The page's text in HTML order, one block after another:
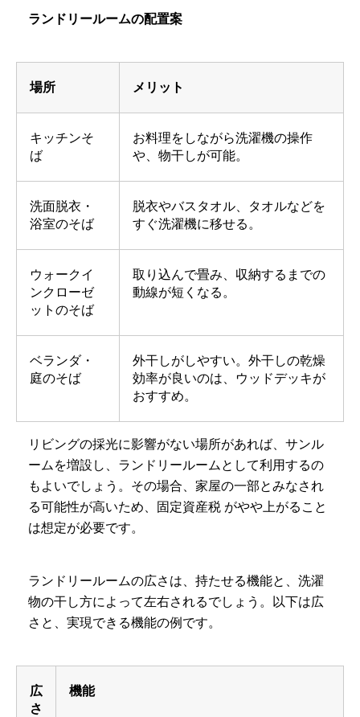
ランドリールームの配置案
場所 メリット
キッチンそ
ば
お料理をしながら洗濯機の操作
や、物干しが可能。
洗面脱衣・
浴室のそば
脱衣やバスタオル、タオルなどを
すぐ洗濯機に移せる。
ウォークイ
ンクローゼ
ットのそば
取り込んで畳み、収納するまでの
動線が短くなる。
ベランダ・
庭のそば
外干しがしやすい。外干しの乾燥
効率が良いのは、ウッドデッキが
おすすめ。
リビングの採光に影響がない場所があれば、サンル
ームを増設し、ランドリールームとして利用するの
もよいでしょう。その場合、家屋の一部とみなされ
る可能性が高いため、固定資産税 がやや上がること
は想定が必要です。
ランドリールームの広さは、持たせる機能と、洗濯
物の干し方によって左右されるでしょう。以下は広
さと、実現できる機能の例です。
広
さ
機能